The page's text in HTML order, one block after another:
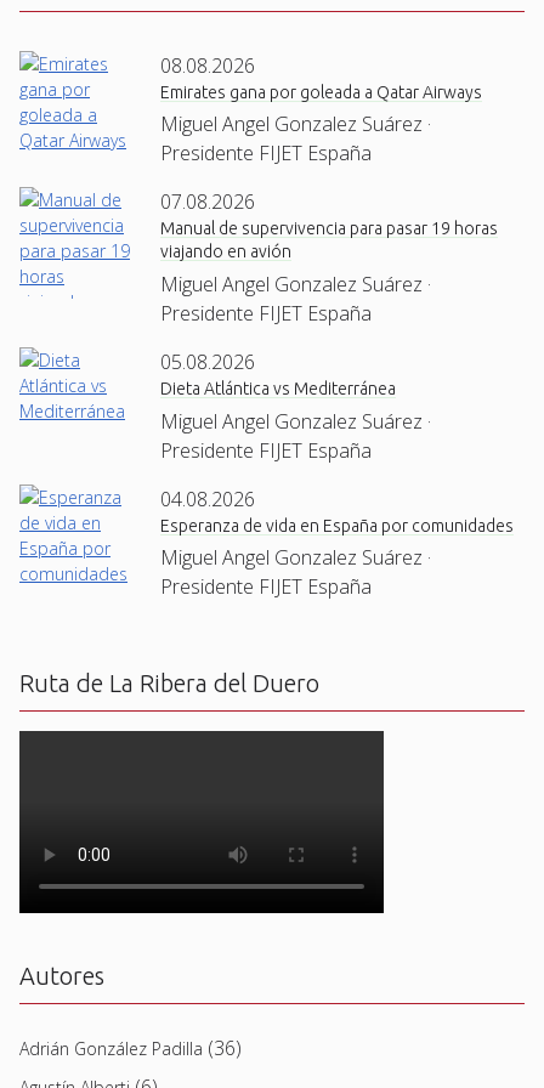
08.08.2026
Emirates gana por goleada a Qatar Airways
Miguel Angel Gonzalez Suárez ·
Presidente FIJET España
07.08.2026
Manual de supervivencia para pasar 19 horas
viajando en avión
Miguel Angel Gonzalez Suárez ·
Presidente FIJET España
05.08.2026
Dieta Atlántica vs Mediterránea
Miguel Angel Gonzalez Suárez ·
Presidente FIJET España
04.08.2026
Esperanza de vida en España por comunidades
Miguel Angel Gonzalez Suárez ·
Presidente FIJET España
Ruta de La Ribera del Duero
Autores
Adrián González Padilla (36)